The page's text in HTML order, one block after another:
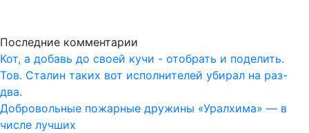
Последние комментарии
Кот, а добавь до своей кучи - отобрать и поделить.
Тов. Сталин таких вот исполнителей убирал на раз-
два.
Добровольные пожарные дружины «Уралхима» — в
числе лучших